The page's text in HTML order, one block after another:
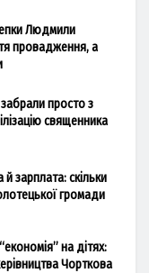
Людмили
провадження, а
просто з
священника
зарплата: скільки
громади
на дітях:
Чорткова